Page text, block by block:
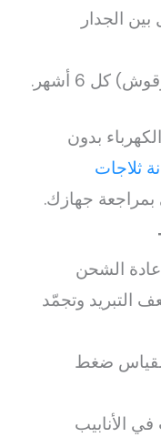
بين الجدار
كل 6 أشهر.
بدون
ثلاجات
بمراجعة جهازك.
التبريد وتجمّد
ضغط
الأنابيب